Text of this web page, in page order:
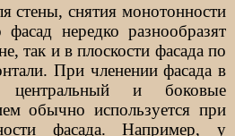
стены, снятия монотонности
нередко разнообразят
так и в плоскости фасада по
При членении фасада в
центральный и боковые
обычно используется при
фасада. Например, у